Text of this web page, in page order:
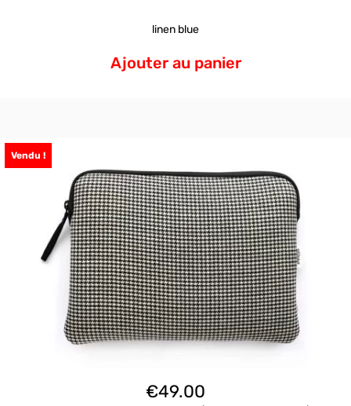
linen blue
Ajouter au panier
Vendu !
€49.00